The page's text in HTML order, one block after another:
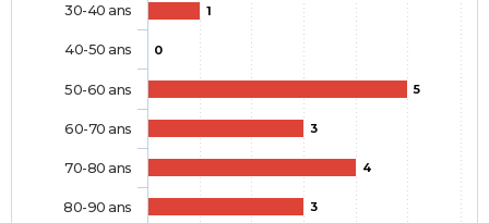
1
0
5
3
4
3
30-40 ans
40-50 ans
50-60 ans
60-70 ans
70-80 ans
80-90 ans